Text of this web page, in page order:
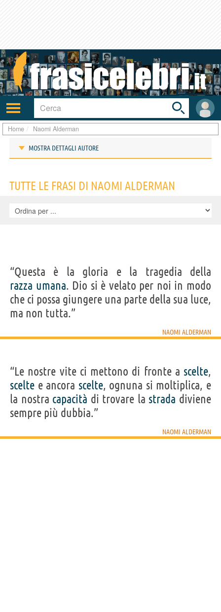
Attiva/disattiva
navigazione
User
area
Toggle
search
bar
Home Naomi Alderman
MOSTRA DETTAGLI AUTORE
IDENTIKIT E DATI ANAGRAFICI
Nome
Cognome Alderman
1974
Sesso femminile
Nazionalità britannica
Professione scrittore
elettriche
Disobbedienza
Acquista libri di Naomi Alderman su
TUTTE LE FRASI DI NAOMI ALDERMAN
“Questa è la gloria e la tragedia della
razza umana. Dio si è velato per noi in modo
che ci possa giungere una parte della sua luce,
ma non tutta.”
NAOMI ALDERMAN
“Le nostre vite ci mettono di fronte a scelte,
scelte e ancora scelte, ognuna si moltiplica, e
la nostra capacità di trovare la strada diviene
sempre più dubbia.”
NAOMI ALDERMAN